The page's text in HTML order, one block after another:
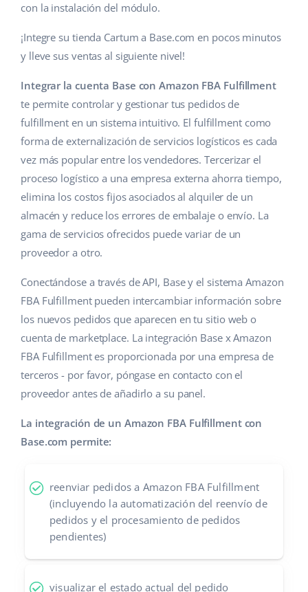
con la instalación del módulo.
¡Integre su tienda Cartum a Base.com en pocos minutos
y lleve sus ventas al siguiente nivel!
Integrar la cuenta Base con Amazon FBA Fulfillment
te permite controlar y gestionar tus pedidos de
fulfillment en un sistema intuitivo. El fulfillment como
forma de externalización de servicios logísticos es cada
vez más popular entre los vendedores. Tercerizar el
proceso logístico a una empresa externa ahorra tiempo,
elimina los costos fijos asociados al alquiler de un
almacén y reduce los errores de embalaje o envío. La
gama de servicios ofrecidos puede variar de un
proveedor a otro.
Conectándose a través de API, Base y el sistema Amazon
FBA Fulfillment pueden intercambiar información sobre
los nuevos pedidos que aparecen en tu sitio web o
cuenta de marketplace. La integración Base x Amazon
FBA Fulfillment es proporcionada por una empresa de
terceros - por favor, póngase en contacto con el
proveedor antes de añadirlo a su panel.
La integración de un Amazon FBA Fulfillment con
Base.com permite:
reenviar pedidos a Amazon FBA Fulfillment
(incluyendo la automatización del reenvío de
pedidos y el procesamiento de pedidos
pendientes)
visualizar el estado actual del pedido